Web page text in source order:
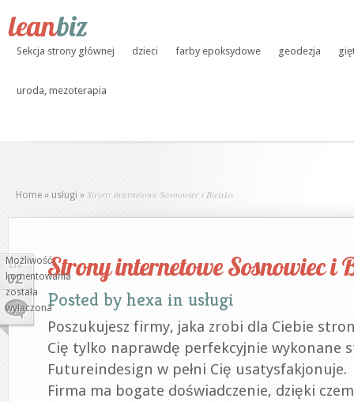
Sekcja strony głównej dzieci farby epoksydowe geodezja
uroda, mezoterapia
Home » usługi » Strony internetowe Sosnowiec i Bielsko
LIS
02
Możliwość
komentowania
Strony
internetowe
Sosnowiec
została
wyłączona
Strony internetowe Sosnowiec i
Posted by hexa in usługi
Poszukujesz firmy, jaka zrobi dla Ciebie
Cię tylko naprawdę perfekcyjnie wykonane
Futureindesign w pełni Cię usatysfakjonuje.
Firma ma bogate doświadczenie, dzięki